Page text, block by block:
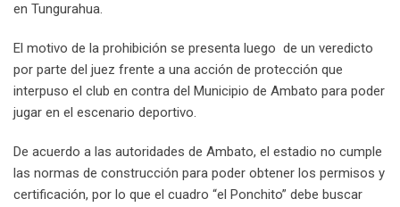
en Tungurahua.
El motivo de la prohibición se presenta luego de un veredicto
por parte del juez frente a una acción de protección que
interpuso el club en contra del Municipio de Ambato para poder
jugar en el escenario deportivo.
De acuerdo a las autoridades de Ambato, el estadio no cumple
las normas de construcción para poder obtener los permisos y
certificación, por lo que el cuadro “el Ponchito” debe buscar